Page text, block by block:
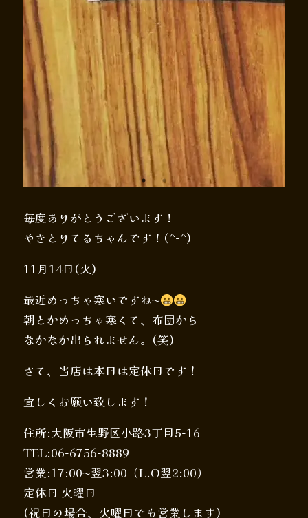
毎度ありがとうございます！
やきとりてるちゃんです！(^-^)
11月14日(火)
最近めっちゃ寒いですね〜
朝とかめっちゃ寒くて、布団から
なかなか出られません。(笑)
さて、当店は本日は定休日です！
宜しくお願い致します！
住所:大阪市生野区小路3丁目5-16
TEL:06-6756-8889
営業:17:00〜翌3:00（L.O翌2:00）
定休日 火曜日
(祝日の場合、火曜日でも営業します)